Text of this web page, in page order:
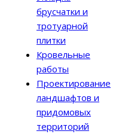
брусчатки и
тротуарной
плитки
Кровельные
работы
Проектирование
ландшафтов и
придомовых
территорий